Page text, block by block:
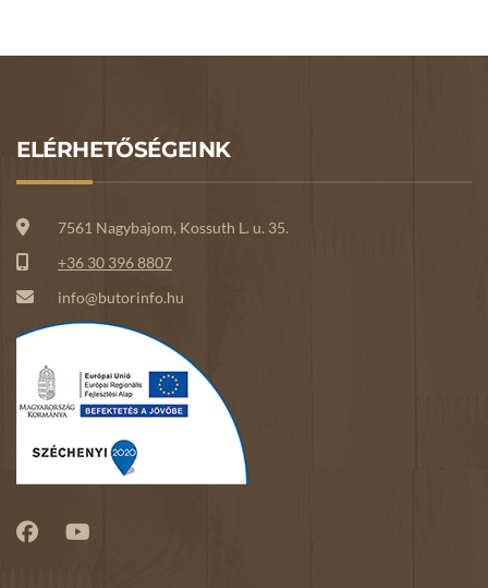
ELÉRHETŐSÉGEINK
7561 Nagybajom, Kossuth L. u. 35.
+36 30 396 8807
info@butorinfo.hu